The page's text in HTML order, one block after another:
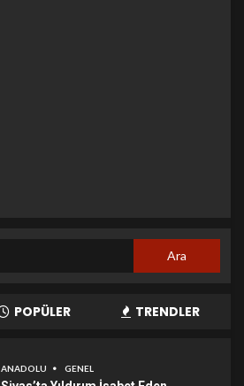
POPÜLER TRENDLER
ANADOLU GENEL